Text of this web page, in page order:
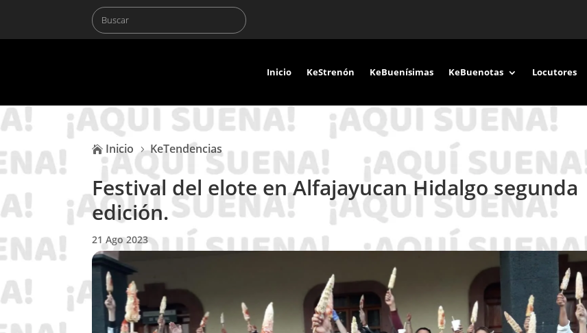
Inicio KeStrenón KeBuenísimas KeBuenotas Locutores
 Inicio 5 KeTendencias
Festival del elote en Alfajayucan Hidalgo segunda
edición.
21 Ago 2023